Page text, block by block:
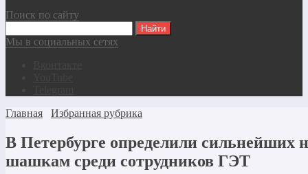
Поиск по сайту
Мы в социальных сетях
Главная
Избранная рубрика
В Петербурге определили сильнейших
шашкам среди сотрудников ГЭТ